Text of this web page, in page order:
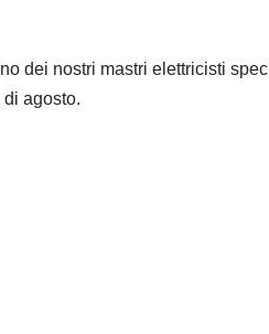
dei nostri mastri elettricisti
agosto.